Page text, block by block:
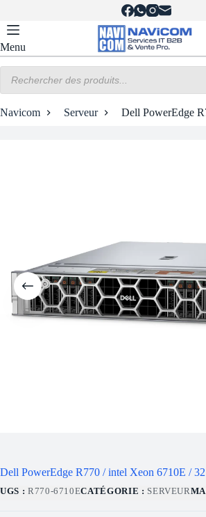
contenu
Menu
produits
Navicom Serveur Dell PowerEdge
Dell PowerEdge R770 / intel Xeon 6710E /
UGS : R770-6710ECATÉGORIE : SERVEUR